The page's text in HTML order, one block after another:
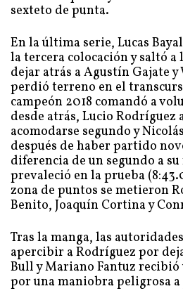
sexteto de punta.
En la última serie, Lucas
la tercera colocación y saltó
dejar atrás a Agustín Gajate
perdió terreno en el
campeón 2018 comandó a
desde atrás, Lucio Rodríguez
acomodarse segundo y
después de haber partido
diferencia de un segundo a su
prevaleció en la prueba
zona de puntos se metieron
Benito, Joaquín Cortina y
Tras la manga, las
apercibir a Rodríguez por
Bull y Mariano Fantuz
por una maniobra peligrosa a